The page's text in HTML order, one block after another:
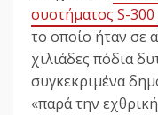
συστήματος S-300
το οποίο ήταν σε
χιλιάδες πόδια
συγκεκριμένα
«παρά την